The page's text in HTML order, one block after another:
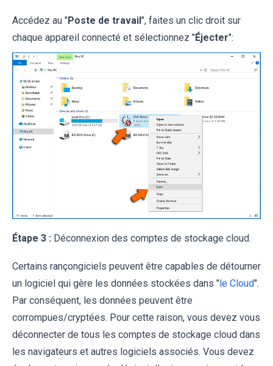
Accédez au "Poste de travail", faites un clic droit sur
chaque appareil connecté et sélectionnez "Éjecter":
Étape 3 : Déconnexion des comptes de stockage cloud.
Certains rançongiciels peuvent être capables de détourner
un logiciel qui gère les données stockées dans "le Cloud".
Par conséquent, les données peuvent être
corrompues/cryptées. Pour cette raison, vous devez vous
déconnecter de tous les comptes de stockage cloud dans
les navigateurs et autres logiciels associés. Vous devez